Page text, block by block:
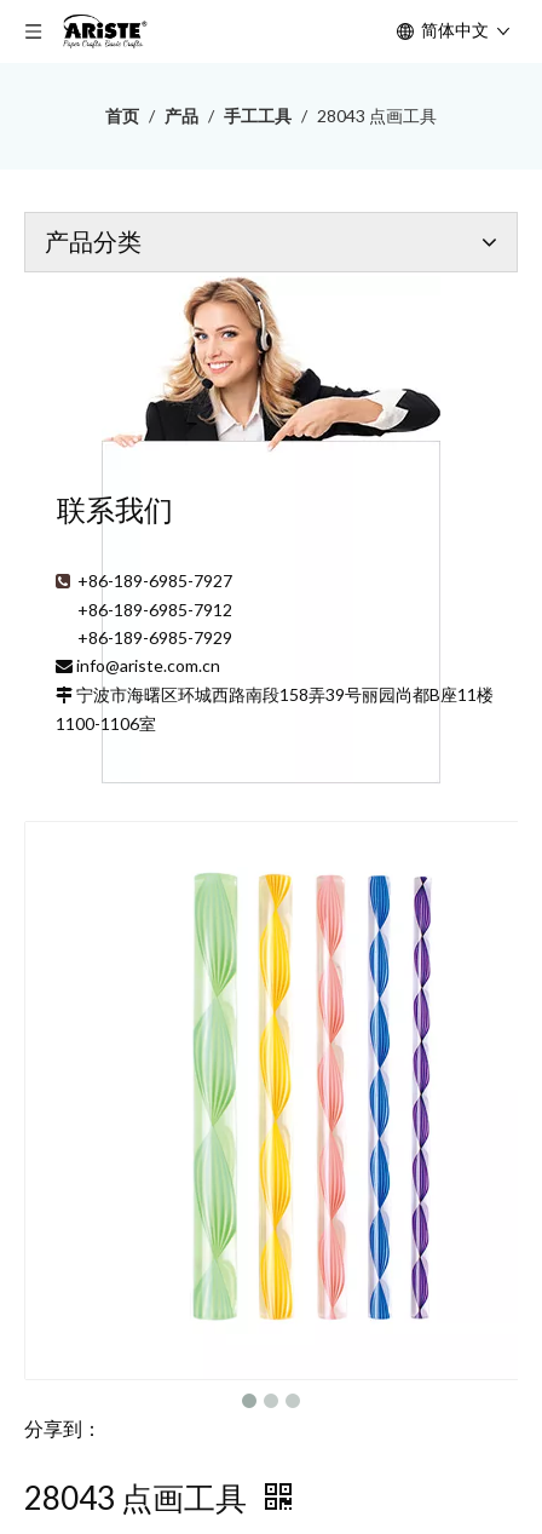
简体中文
首页 / 产品 / 手工工具 / 28043 点画工具
产品分类
联系我们
 +86-189-6985-7927
+86-189-6985-7912
+86-189-6985-7929
 info@ariste.com.cn
 宁波市海曙区环城西路南段158弄39号丽园尚都B座11楼
1100-1106室
分享到：
28043 点画工具